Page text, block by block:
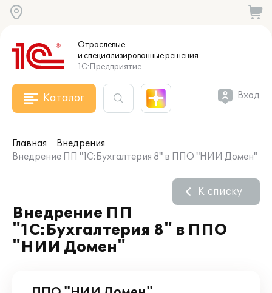
Отраслевые
и специализированныерешения
1С:Предприятие
Каталог Вход
Главная
Внедрения
Внедрение ПП "1С:Бухгалтерия 8" в ППО "НИИ Домен"
Внедрение ПП
"1С:Бухгалтерия 8" в ППО
"НИИ Домен"
К списку